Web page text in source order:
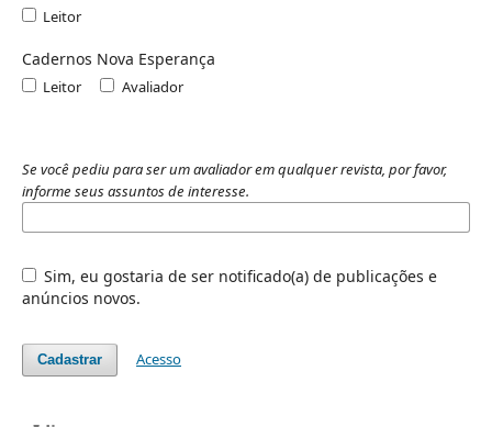
Leitor
Cadernos Nova Esperança
Leitor Avaliador
Se você pediu para ser um avaliador em qualquer revista, por favor,
informe seus assuntos de interesse.
Sim, eu gostaria de ser notificado(a) de publicações e
anúncios novos.
Cadastrar Acesso